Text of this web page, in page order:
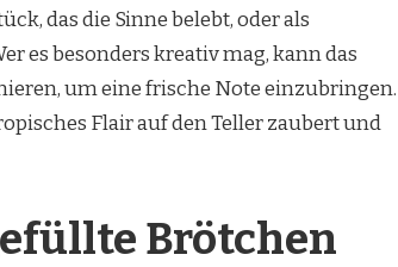
das die Sinne belebt, oder als
es besonders kreativ mag, kann das
um eine frische Note einzubringen.
Flair auf den Teller zaubert und
Brötchen